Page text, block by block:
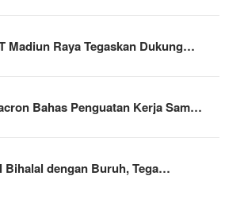
Madiun Raya Tegaskan Dukung…
Bahas Penguatan Kerja Sam…
Bihalal dengan Buruh, Tega…